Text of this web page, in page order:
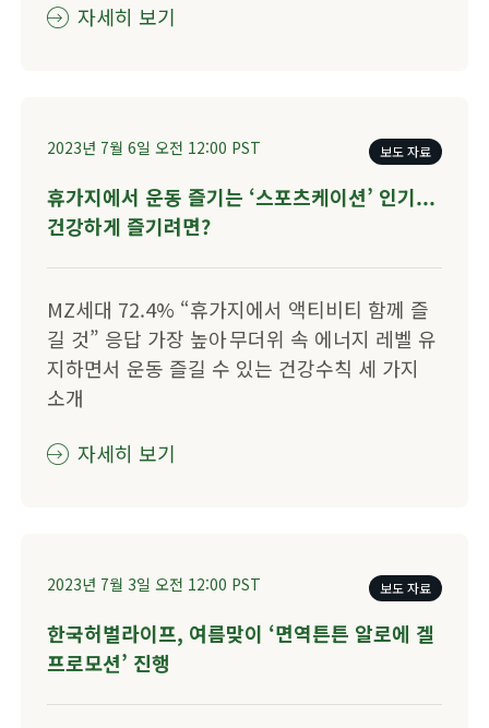
자세히 보기
2023년 7월 6일오전 12:00 PST 보도 자료
​​휴가지에서 운동 즐기는 ‘스포츠케이션’ 인기...
건강하게 즐기려면?​
​​​​MZ세대 72.4% “휴가지에서 액티비티 함께 즐
길 것” 응답 가장 높아 ​무더위 속 에너지 레벨 유
지하면서 운동 즐길 수 있는 건강수칙 세 가지
소개​
자세히 보기
2023년 7월 3일오전 12:00 PST 보도 자료
한국허벌라이프, 여름맞이 ‘면역튼튼 알로에 겔
프로모션’ 진행